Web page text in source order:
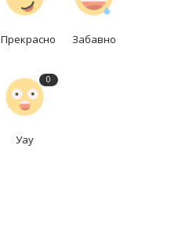
Прекрасно Забавно
0
Уау